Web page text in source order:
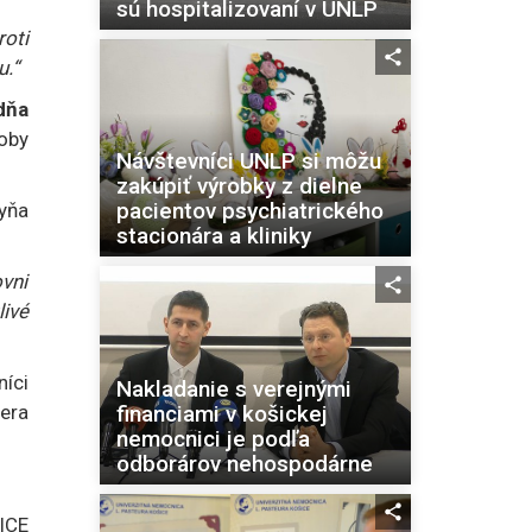
sú hospitalizovaní v UNLP
Návštevníci UNLP si môžu
zakúpiť výrobky z dielne
pacientov psychiatrického
stacionára a kliniky
Nakladanie s verejnými
financiami v košickej
nemocnici je podľa
odborárov nehospodárne